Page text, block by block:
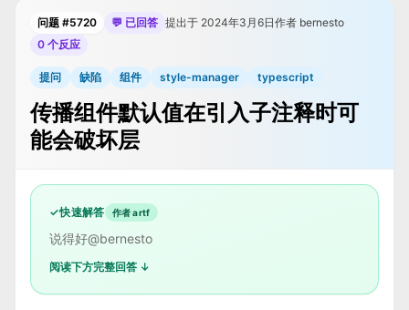
问题 #5720 💬 已回答 提出于 2024年3月6日作者 bernesto
0 个反应
提问 缺陷 组件 style-manager typescript
传播组件默认值在引入子注释时可
能会破坏层
✓快速解答 作者 artf
说得好@bernesto
阅读下方完整回答 ↓